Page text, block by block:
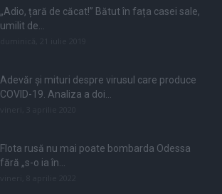
„Adio, țară de căcat!” Bătut în fața casei sale,
umilit de...
Adevăr și mituri despre virusul care produce
COVID-19. Analiza a doi...
Flota rusă nu mai poate bombarda Odessa
fără „s-o ia în...